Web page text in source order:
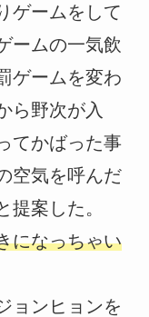
ゲームをして
ームの一気飲
ゲームを変わ
ら野次が入
てかばった事
空気を呼んだ
提案した。
になっちゃい
ョンヒョンを